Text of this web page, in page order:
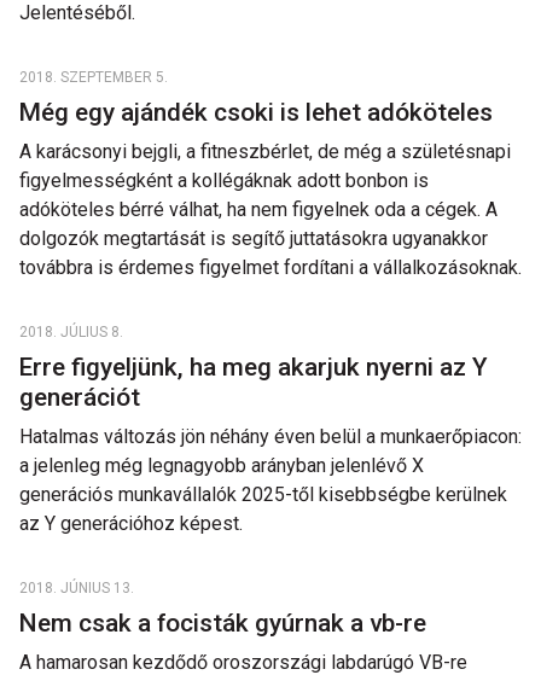
Jelentéséből.
2018. SZEPTEMBER 5.
Még egy ajándék csoki is lehet adóköteles
A karácsonyi bejgli, a fitneszbérlet, de még a születésnapi
figyelmességként a kollégáknak adott bonbon is
adóköteles bérré válhat, ha nem figyelnek oda a cégek. A
dolgozók megtartását is segítő juttatásokra ugyanakkor
továbbra is érdemes figyelmet fordítani a vállalkozásoknak.
2018. JÚLIUS 8.
Erre figyeljünk, ha meg akarjuk nyerni az Y
generációt
Hatalmas változás jön néhány éven belül a munkaerőpiacon:
a jelenleg még legnagyobb arányban jelenlévő X
generációs munkavállalók 2025-től kisebbségbe kerülnek
az Y generációhoz képest.
2018. JÚNIUS 13.
Nem csak a focisták gyúrnak a vb-re
A hamarosan kezdődő oroszországi labdarúgó VB-re